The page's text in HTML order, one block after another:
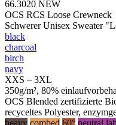
66.3020 NEW
OCS RCS Loose Crewneck
Schwerer Unisex Sweater
black
charcoal
birch
navy
XXS – 3XL
350g/m², 80%
OCS Blended zertifizierte
recyceltes Polyester,
heavy combed 60° neutral